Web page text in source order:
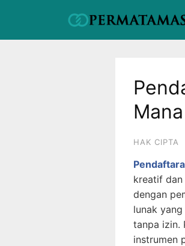
HAK CIPTA
kreatif dan
dengan
lunak
tanpa izin.
instrumen